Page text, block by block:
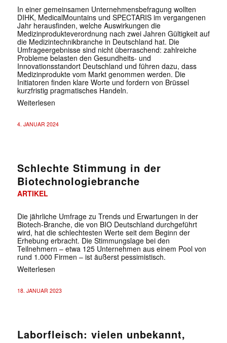
In einer gemeinsamen Unternehmensbefragung wollten
DIHK, MedicalMountains und SPECTARIS im vergangenen
Jahr herausfinden, welche Auswirkungen die
Medizinprodukteverordnung nach zwei Jahren Gültigkeit auf
die Medizintechnikbranche in Deutschland hat. Die
Umfrageergebnisse sind nicht überraschend: zahlreiche
Probleme belasten den Gesundheits- und
Innovationsstandort Deutschland und führen dazu, dass
Medizinprodukte vom Markt genommen werden. Die
Initiatoren finden klare Worte und fordern von Brüssel
kurzfristig pragmatisches Handeln.
Weiterlesen
4. JANUAR 2024
Schlechte Stimmung in der
Biotechnologiebranche
ARTIKEL
Die jährliche Umfrage zu Trends und Erwartungen in der
Biotech-Branche, die von BIO Deutschland durchgeführt
wird, hat die schlechtesten Werte seit dem Beginn der
Erhebung erbracht. Die Stimmungslage bei den
Teilnehmern – etwa 125 Unternehmen aus einem Pool von
rund 1.000 Firmen – ist äußerst pessimistisch.
Weiterlesen
18. JANUAR 2023
Laborfleisch: vielen unbekannt,